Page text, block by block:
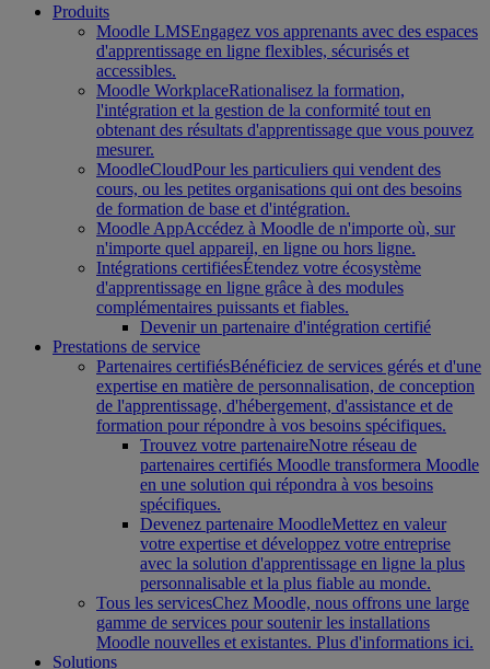
Produits
Moodle LMSEngagez vos apprenants avec des espaces
d'apprentissage en ligne flexibles, sécurisés et
accessibles.
Moodle WorkplaceRationalisez la formation,
l'intégration et la gestion de la conformité tout en
obtenant des résultats d'apprentissage que vous pouvez
mesurer.
MoodleCloudPour les particuliers qui vendent des
cours, ou les petites organisations qui ont des besoins
de formation de base et d'intégration.
Moodle AppAccédez à Moodle de n'importe où, sur
n'importe quel appareil, en ligne ou hors ligne.
Intégrations certifiéesÉtendez votre écosystème
d'apprentissage en ligne grâce à des modules
complémentaires puissants et fiables.
Devenir un partenaire d'intégration certifié
Prestations de service
Partenaires certifiésBénéficiez de services gérés et d'une
expertise en matière de personnalisation, de conception
de l'apprentissage, d'hébergement, d'assistance et de
formation pour répondre à vos besoins spécifiques.
Trouvez votre partenaireNotre réseau de
partenaires certifiés Moodle transformera Moodle
en une solution qui répondra à vos besoins
spécifiques.
Devenez partenaire MoodleMettez en valeur
votre expertise et développez votre entreprise
avec la solution d'apprentissage en ligne la plus
personnalisable et la plus fiable au monde.
Tous les servicesChez Moodle, nous offrons une large
gamme de services pour soutenir les installations
Moodle nouvelles et existantes. Plus d'informations ici.
Solutions